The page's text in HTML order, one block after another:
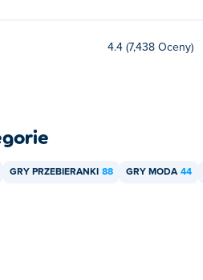
4.4 (7,438 Oceny)
GRY PRZEBIERANKI 88 GRY MODA 44